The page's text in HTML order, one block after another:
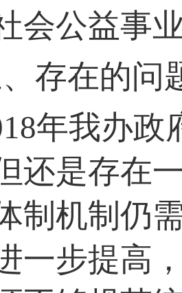
会公益事
存在的问
年我办政
还是存在
制机制仍
一步提高